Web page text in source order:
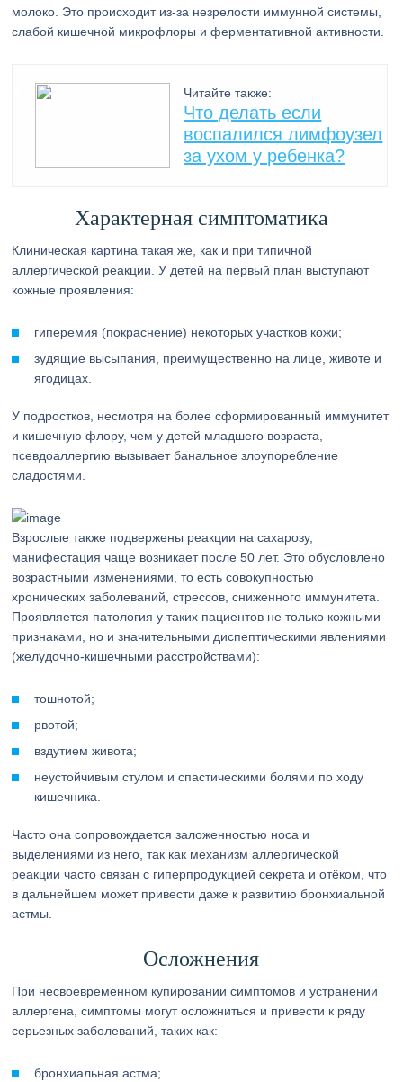
молоко. Это происходит из-за незрелости иммунной системы,
слабой кишечной микрофлоры и ферментативной активности.
Читайте также:
Что делать если
воспалился лимфоузел
за ухом у ребенка?
Характерная симптоматика
Клиническая картина такая же, как и при типичной
аллергической реакции. У детей на первый план выступают
кожные проявления:
гиперемия (покраснение) некоторых участков кожи;
зудящие высыпания, преимущественно на лице, животе и
ягодицах.
У подростков, несмотря на более сформированный иммунитет
и кишечную флору, чем у детей младшего возраста,
псевдоаллергию вызывает банальное злоупоребление
сладостями.
Взрослые также подвержены реакции на сахарозу,
манифестация чаще возникает после 50 лет. Это обусловлено
возрастными изменениями, то есть совокупностью
хронических заболеваний, стрессов, сниженного иммунитета.
Проявляется патология у таких пациентов не только кожными
признаками, но и значительными диспептическими явлениями
(желудочно-кишечными расстройствами):
тошнотой;
рвотой;
вздутием живота;
неустойчивым стулом и спастическими болями по ходу
кишечника.
Часто она сопровождается заложенностью носа и
выделениями из него, так как механизм аллергической
реакции часто связан с гиперпродукцией секрета и отёком, что
в дальнейшем может привести даже к развитию бронхиальной
астмы.
Осложнения
При несвоевременном купировании симптомов и устранении
аллергена, симптомы могут осложниться и привести к ряду
серьезных заболеваний, таких как:
бронхиальная астма;